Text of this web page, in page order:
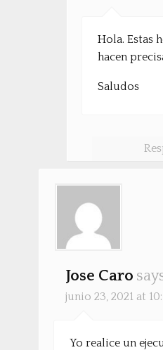
Hola. Estas
hacen
Saludos
Jose Caro
junio 23, 2021 at
Yo realice un